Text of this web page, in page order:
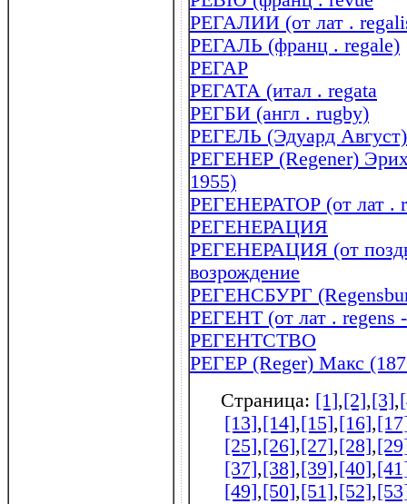
РЕГАЛИИ (от лат .
РЕГАЛЬ (франц . regale)
РЕГАР
РЕГАТА (итал . regata
РЕГБИ (англ . rugby)
РЕГЕЛЬ (Эдуард
РЕГЕНЕР (Regener)
1955)
РЕГЕНЕРАТОР (от лат .
РЕГЕНЕРАЦИЯ
РЕГЕНЕРАЦИЯ (от
возрождение
РЕГЕНСБУРГ
РЕГЕНТ (от лат . regens
РЕГЕНТСТВО
РЕГЕР (Reger) Макс
Страница: [1],[2],[3],
[13],[14],[15],[16],
[25],[26],[27],[28],
[37],[38],[39],[40],
[49],[50],[51],[52],